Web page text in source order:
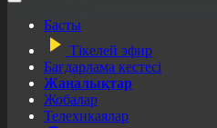
Басты
Тікелей эфир
Бағдарлама кестесі
Жаңалықтар
Жобалар
Телехикаялар